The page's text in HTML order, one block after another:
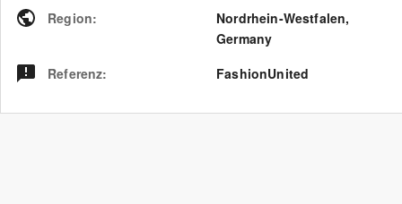
Region: Nordrhein-Westfalen,
Germany
Referenz: FashionUnited